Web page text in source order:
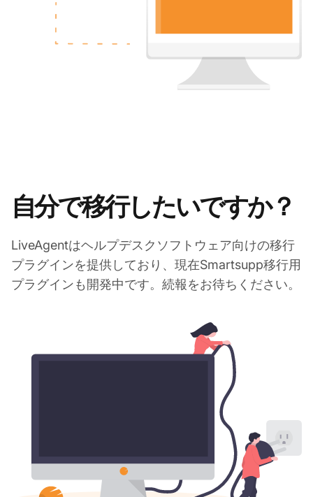
自分で移行したいですか？
LiveAgentはヘルプデスクソフトウェア向けの移行
プラグインを提供しており、現在Smartsupp移行用
プラグインも開発中です。続報をお待ちください。